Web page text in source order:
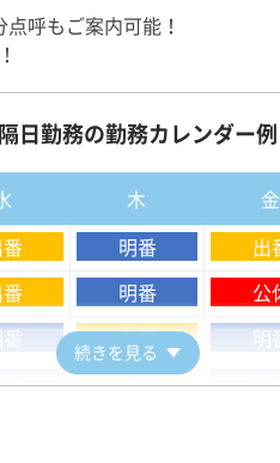
験。そんな陣痛への不安を
多くの方に利用されています。
します。専用の総合研修セン
からスタート
で取得できます。
ません。
からスタート
呼もご案内可能！
隔日勤務の勤務カレンダー例
木 金
明番 出
明番 公
出番 明
出番 明
続きを見る